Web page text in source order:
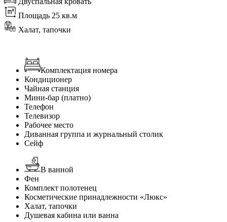
Площадь 25 кв.м
Халат, тапочки
Комплектация номера
Кондиционер
Чайная станция
Мини-бар (платно)
Телефон
Телевизор
Рабочее место
Диванная группа и журнальный столик
Сейф
В ванной
Фен
Комплект полотенец
Косметические принадлежности «Люкс»
Халат, тапочки
Душевая кабина или ванна